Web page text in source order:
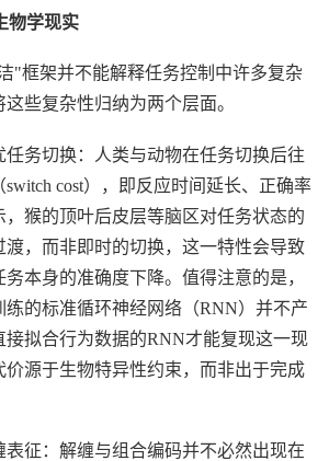
物学现实
"框架并不能解释任务控制中许多复杂
些复杂性归纳为两个层面。
任务切换：人类与动物在任务切换后往
switch cost），即反应时间延长、正确率
猴的顶叶后皮层等脑区对任务状态的
渡，而非即时的切换，这一特性会导致
本身的准确度下降。值得注意的是，
练的标准循环神经网络（RNN）并不产
接拟合行为数据的RNN才能复现这一现
价源于生物特异性约束，而非出于完成
表征：解缠与组合编码并不必然出现在